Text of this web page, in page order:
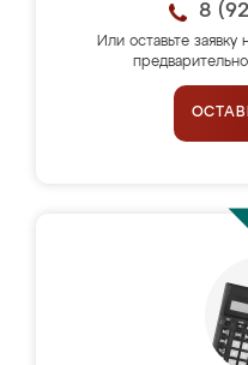
8
Или оставьте заявку